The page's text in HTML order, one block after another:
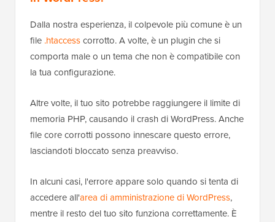
Dalla nostra esperienza, il colpevole più comune è un
file .htaccesscorrotto. A volte, è un plugin che si
comporta male o un tema che non è compatibile con
la tua configurazione.
Altre volte, il tuo sito potrebbe raggiungere il limite di
memoria PHP, causando il crash di WordPress. Anche
file core corrotti possono innescare questo errore,
lasciandoti bloccato senza preavviso.
In alcuni casi, l'errore appare solo quando si tenta di
accedere all'area di amministrazione di WordPress,
mentre il resto del tuo sito funziona correttamente. È